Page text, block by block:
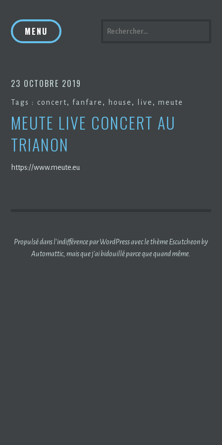
contenu
principal
MENU
23 OCTOBRE 2019
Tags : concert,fanfare , house , live ,meute
MEUTE LIVE CONCERT AU
TRIANON
https://www.meute.eu
Propulsé dans l'indifférence par WordPressavec le thème Escutcheon by
Automattic, mais que j'ai bidouillé parce que quand même.